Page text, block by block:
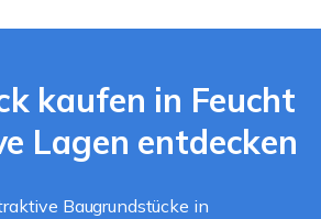
kaufen in Feucht
Lagen entdecken
Baugrundstücke in